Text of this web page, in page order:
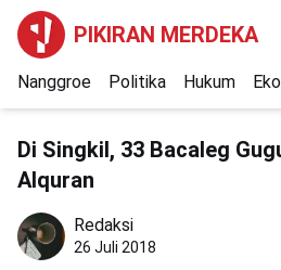
PIKIRAN MERDEKA
Nanggroe Politika Hukum
Di Singkil, 33 Bacaleg
Alquran
Redaksi
26 Juli 2018